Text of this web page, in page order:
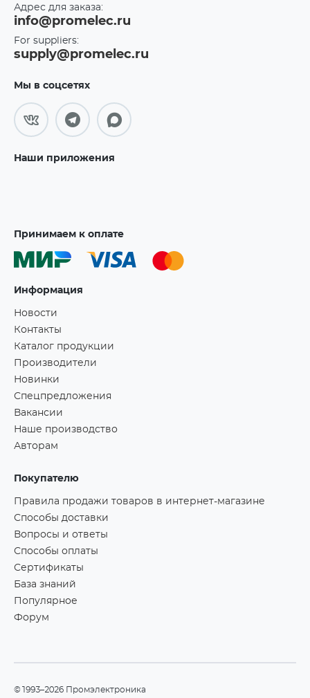
Адрес для заказа:
info@promelec.ru
For suppliers:
supply@promelec.ru
Мы в соцсетях
Наши приложения
Принимаем к оплате
Информация
Новости
Контакты
Каталог продукции
Производители
Новинки
Спецпредложения
Вакансии
Наше производство
Авторам
Покупателю
Правила продажи товаров в интернет-магазине
Способы доставки
Вопросы и ответы
Способы оплаты
Сертификаты
База знаний
Популярное
Форум
©1993–2026 Промэлектроника